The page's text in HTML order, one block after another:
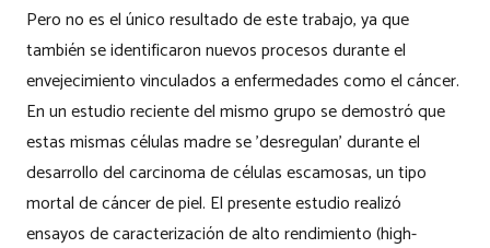
Pero no es el único resultado de este trabajo, ya que
también se identificaron nuevos procesos durante el
envejecimiento vinculados a enfermedades como el cáncer.
En un estudio reciente del mismo grupo se demostró que
estas mismas células madre se 'desregulan' durante el
desarrollo del carcinoma de células escamosas, un tipo
mortal de cáncer de piel. El presente estudio realizó
ensayos de caracterización de alto rendimiento (high-